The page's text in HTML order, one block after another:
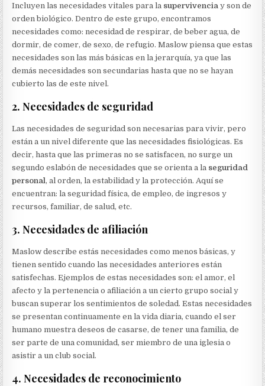
Incluyen las necesidades vitales para la supervivencia y son de
orden biológico. Dentro de este grupo, encontramos
necesidades como: necesidad de respirar, de beber agua, de
dormir, de comer, de sexo, de refugio. Maslow piensa que estas
necesidades son las más básicas en la jerarquía, ya que las
demás necesidades son secundarias hasta que no se hayan
cubierto las de este nivel.
2. Necesidades de seguridad
Las necesidades de seguridad son necesarias para vivir, pero
están a un nivel diferente que las necesidades fisiológicas. Es
decir, hasta que las primeras no se satisfacen, no surge un
segundo eslabón de necesidades que se orienta a la seguridad
personal , al orden, la estabilidad y la protección. Aquí se
encuentran: la seguridad física, de empleo, de ingresos y
recursos, familiar, de salud, etc.
3. Necesidades de afiliación
Maslow describe estás necesidades como menos básicas, y
tienen sentido cuando las necesidades anteriores están
satisfechas. Ejemplos de estas necesidades son: el amor, el
afecto y la pertenencia o afiliación a un cierto grupo social y
buscan superar los sentimientos de soledad. Estas necesidades
se presentan continuamente en la vida diaria, cuando el ser
humano muestra deseos de casarse, de tener una familia, de
ser parte de una comunidad, ser miembro de una iglesia o
asistir a un club social.
4. Necesidades de reconocimiento